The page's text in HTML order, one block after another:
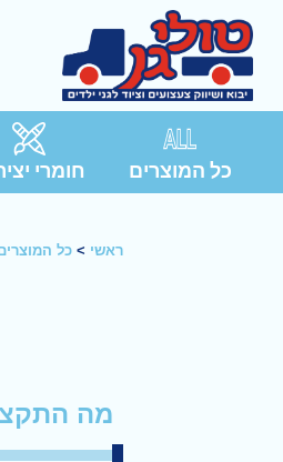
כל המוצרים חומרי
ראשי >כל
מה